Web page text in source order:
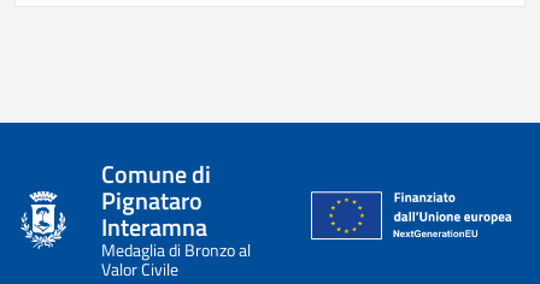
Comune di
Pignataro
Interamna
Medaglia di Bronzo al
Valor Civile